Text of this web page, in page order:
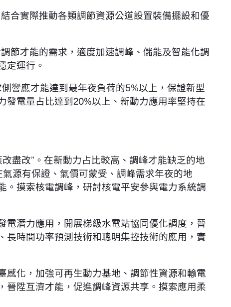
合實際推動各類調節資源公道設置裝備擺設和優
節才能的需求，適度加速調峰、儲能及智能化調
定運行。
響應才能達到最年夜負荷的5%以上，保證新型
電量占比達到20%以上、新動力應用率堅持在
盡改”。在新動力占比較高、調峰才能缺乏的地
源有保證、氣價可蒙受、調峰需求年夜的地
摸索核電調峰，研討核電平安參與電力系統調
潛力應用，開展梯級水電站協同優化調度，晉
時間功率預測技術和聰明集控技術的應用，實
感化，加強可再生動力基地、調節性資源和輸電
陞互濟才能，促進調峰資源共享。摸索應用柔